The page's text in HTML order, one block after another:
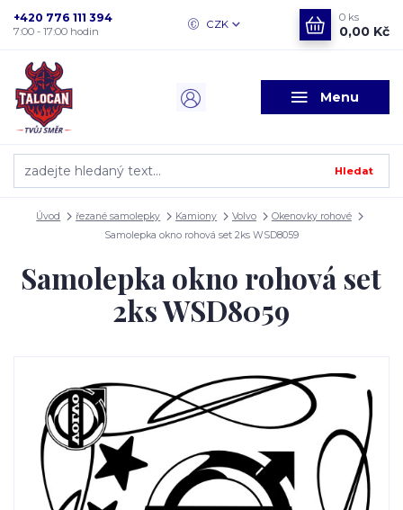
Menu
CZK
Hledat
+420 776 111 394
7:00 - 17:00 hodin
0 ks
0,00 Kč
Úvod řezané samolepky Kamiony Volvo
Okenovky rohové
Samolepka okno rohová set 2ks WSD8059
Samolepka okno rohová set
2ks WSD8059